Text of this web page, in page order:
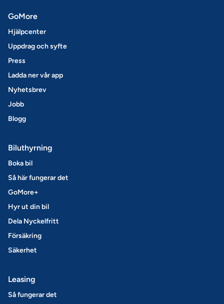
GoMore
Hjälpcenter
Uppdrag och syfte
Press
Ladda ner vår app
Nyhetsbrev
Jobb
Blogg
Biluthyrning
Boka bil
Så här fungerar det
GoMore+
Hyr ut din bil
Dela Nyckelfritt
Försäkring
Säkerhet
Leasing
Så fungerar det